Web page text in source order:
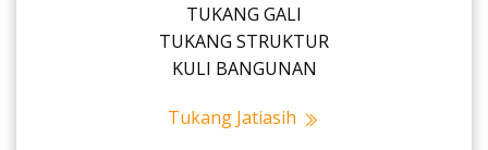
TUKANG GALI
TUKANG STRUKTUR
KULI BANGUNAN
Tukang Jatiasih